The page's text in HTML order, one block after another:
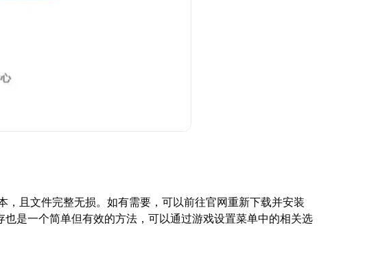
，且文件完整无损。如有需要，可以前往官网重新下载并安装
是一个简单但有效的方法，可以通过游戏设置菜单中的相关选